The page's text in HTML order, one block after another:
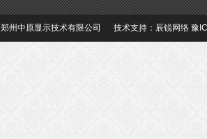
州中原显示技术有限公司 技术支持： 辰锐网络 豫